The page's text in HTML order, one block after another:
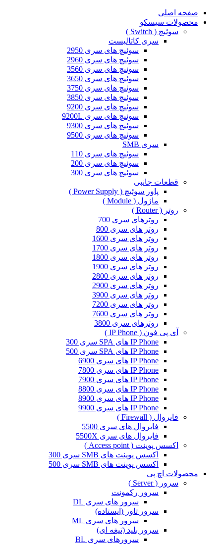
صفحه اصلی
محصولات سیسکو
سوئیچ ( Switch )
سری کاتالیست
سوئیچ های سری 2950
سوئیچ های سری 2960
سوئیچ های سری 3560
سوئیچ های سری 3650
سوئیچ های سری 3750
سوئیچ های سری 3850
سوئیچ های سری 9200
سوئیچ های سری 9200L
سوئیچ های سری 9300
سوئیچ های سری 9500
سری SMB
سوئیچ های سری 110
سوئیچ های سری 200
سوئیچ های سری 300
قطعات جانبی
پاور سوئیچ ( Power Supply )
ماژول ( Module )
روتر ( Router )
روترهای سری 700
روتر های سری 800
روتر های سری 1600
روتر های سری 1700
روتر های سری 1800
روتر های سری 1900
روتر های سری 2800
روتر های سری 2900
روتر های سری 3900
روتر های سری 7200
روتر های سری 7600
روترهای سری 3800
آی پی فون ( IP Phone )
IP Phone های SPA سری 300
IP Phone های SPA سری 500
IP Phone های سری 6900
IP Phone های سری 7800
IP Phone های سری 7900
IP Phone های سری 8800
IP Phone های سری 8900
IP Phone های سری 9900
فایروال ( Firewall )
فایروال های سری 5500
فایروال های سری 5500X
اکسس پوینت ( Access point )
اکسس پوینت های SMB سری 300
اکسس پوینت های SMB سری 500
محصولات اچ پی
سرور ( Server )
سرور رکمونت
سرور های سری DL
سرور تاور (ایستاده)
سرور های سری ML
سرور بلید (تیغه ای)
سرورهای سری BL